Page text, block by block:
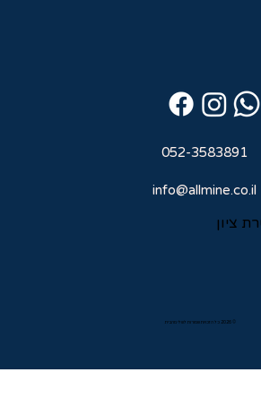
052-3583891
info@allmine.co.il